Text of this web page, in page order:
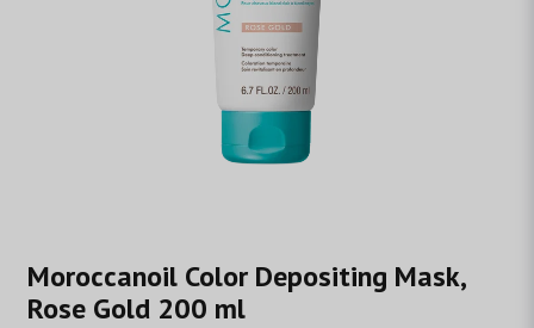
Moroccanoil Color Depositing Mask,
Rose Gold 200 ml